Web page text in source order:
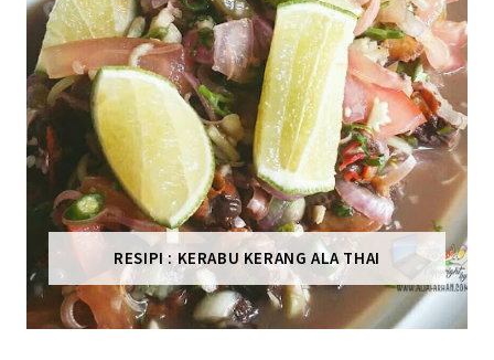
RESIPI : KERABU KERANG ALA THAI